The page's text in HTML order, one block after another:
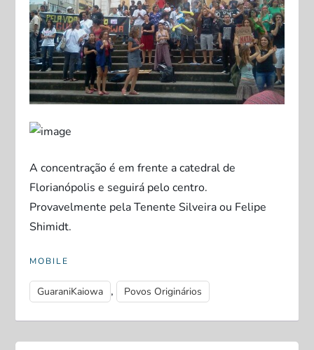
A concentração é em frente a catedral de
Florianópolis e seguirá pelo centro.
Provavelmente pela Tenente Silveira ou Felipe
Shimidt.
MOBILE
GuaraniKaiowa , Povos Originários